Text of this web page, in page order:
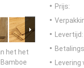
het het
Prijs:
Levertijd:
Levering